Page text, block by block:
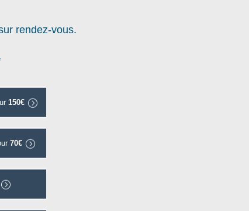
rendez-vous.
150€
70€